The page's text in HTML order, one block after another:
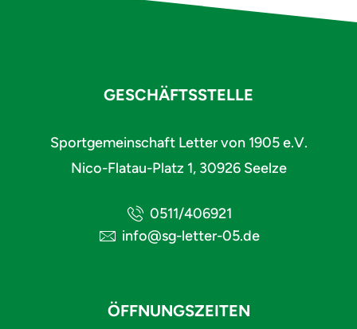
GESCHÄFTSSTELLE
Sportgemeinschaft Letter von 1905 e.V.
Nico-Flatau-Platz 1, 30926 Seelze
0511/406921
info@sg-letter-05.de
ÖFFNUNGSZEITEN